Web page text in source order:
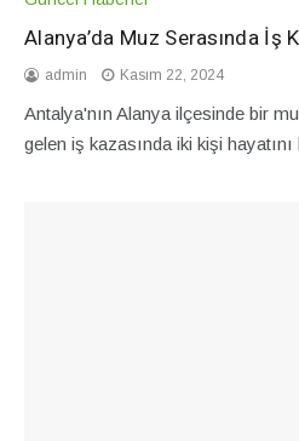
Alanya’da Muz Serasında İş
admin Kasım 22, 2024
Antalya'nın Alanya ilçesinde bir
gelen iş kazasında iki kişi